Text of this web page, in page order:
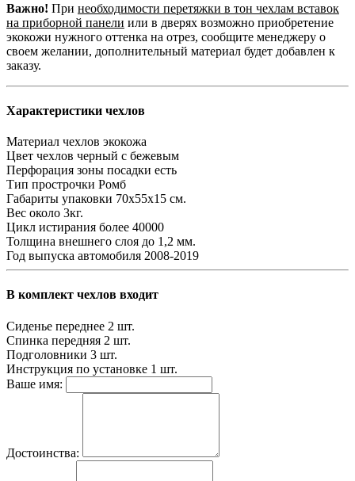
Важно! При необходимости перетяжки в тон чехлам вставок
на приборной панели или в дверях возможно приобретение
экокожи нужного оттенка на отрез, сообщите менеджеру о
своем желании, дополнительный материал будет добавлен к
заказу.
Характеристики чехлов
Материал чехлов экокожа
Цвет чехлов черный с бежевым
Перфорация зоны посадки есть
Тип прострочки Ромб
Габариты упаковки 70х55х15 см.
Вес около 3кг.
Цикл истирания более 40000
Толщина внешнего слоя до 1,2 мм.
Год выпуска автомобиля 2008-2019
В комплект чехлов входит
Сиденье переднее 2 шт.
Спинка передняя 2 шт.
Подголовники 3 шт.
Инструкция по установке 1 шт.
Ваше имя:
Достоинства: